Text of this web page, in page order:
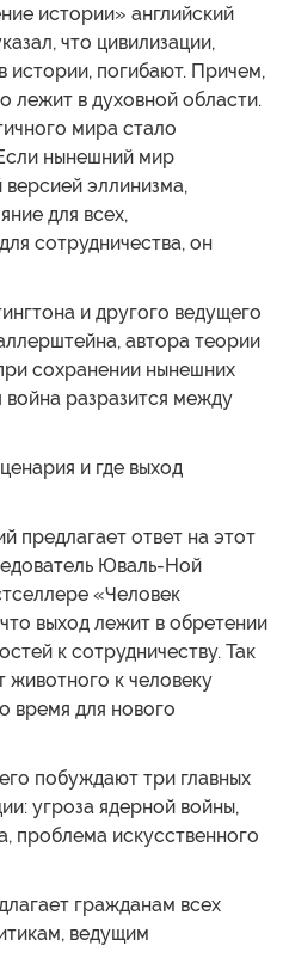
истории» английский
что цивилизации,
истории, погибают. Причем,
лежит в духовной области.
мира стало
нынешний мир
эллинизма,
для всех,
сотрудничества, он
и другого ведущего
автора теории
сохранении нынешних
война разразится между
и где выход
предлагает ответ на этот
Юваль-Ной
«Человек
выход лежит в обретении
к сотрудничеству. Так
животного к человеку
время для нового
побуждают три главных
угроза ядерной войны,
проблема искусственного
гражданам всех
ведущим